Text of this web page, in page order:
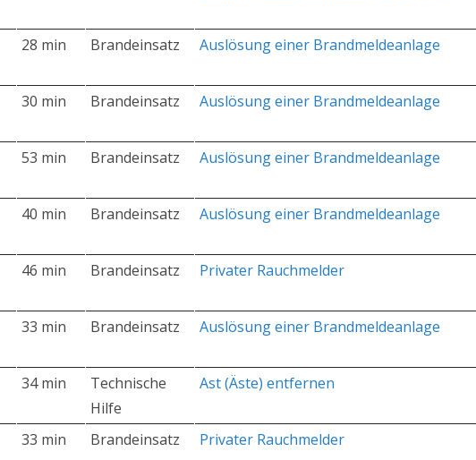
28 min Brandeinsatz Auslösung einer Brandmeldeanlage
30 min Brandeinsatz Auslösung einer Brandmeldeanlage
53 min Brandeinsatz Auslösung einer Brandmeldeanlage
40 min Brandeinsatz Auslösung einer Brandmeldeanlage
46 min Brandeinsatz Privater Rauchmelder
33 min Brandeinsatz Auslösung einer Brandmeldeanlage
34 min
Technische
Hilfe
Ast (Äste) entfernen
33 min Brandeinsatz Privater Rauchmelder